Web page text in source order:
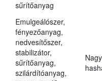
sűrítőanyag
Emulgeálószer,
fényezőanyag,
nedvesítőszer,
stabilizátor,
sűrítőanyag,
szilárdítóanyag,